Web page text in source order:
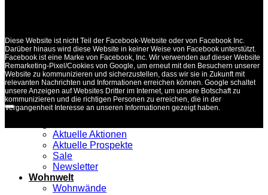
Diese Website ist nicht Teil der Facebook-Website oder von Facebook Inc.
Darüber hinaus wird diese Website in keiner Weise von Facebook unterstützt.
Facebook ist eine Marke von Facebook, Inc. Wir verwenden auf dieser Website
Remarketing-Pixel/Cookies von Google, um erneut mit den Besuchern unserer
Website zu kommunizieren und sicherzustellen, dass wir sie in Zukunft mit
relevanten Nachrichten und Informationen erreichen können. Google schaltet
unsere Anzeigen auf Websites Dritter im Internet, um unsere Botschaft zu
kommunizieren und die richtigen Personen zu erreichen, die in der
Vergangenheit Interesse an unseren Informationen gezeigt haben.
Aktuelle Aktionen
Aktuelle Prospekte
Sale
Newsletter
Wohnwelt
Wohnwände